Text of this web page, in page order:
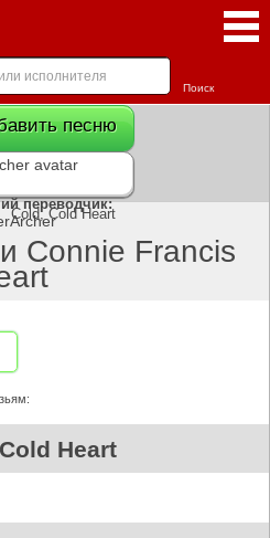
песню
переводчик:
Cold, Cold Heart
Connie Francis
Heart